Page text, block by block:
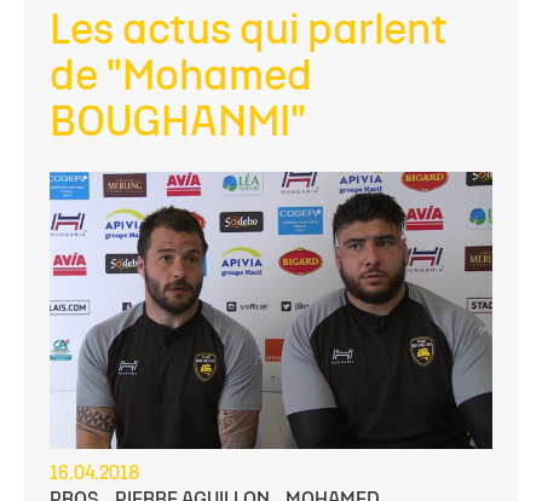
Les actus qui parlent
de "Mohamed
BOUGHANMI"
16.04.2018